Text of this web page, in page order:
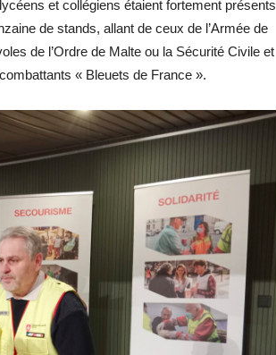
et collégiens étaient fortement présents
de stands, allant de ceux de l’Armée de
de l’Ordre de Malte ou la Sécurité Civile et
« Bleuets de France ».